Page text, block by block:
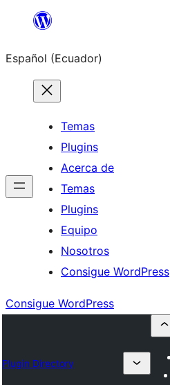
Saltar
contenido
Español (Ecuador)
Temas
Plugins
Acerca de
Temas
Plugins
Equipo
Nosotros
Consigue WordPress
Consigue WordPress
Plugin Directory